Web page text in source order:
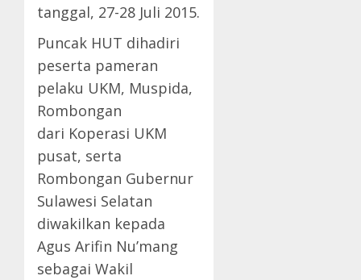
tanggal, 27-28 Juli 2015.
Puncak HUT dihadiri
peserta pameran
pelaku UKM, Muspida,
Rombongan
dari Koperasi UKM
pusat, serta
Rombongan Gubernur
Sulawesi Selatan
diwakilkan kepada
Agus Arifin Nu’mang
sebagai Wakil